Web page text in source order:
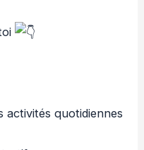
activités quotidiennes